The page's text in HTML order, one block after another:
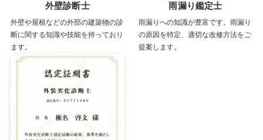
外壁診断士
外壁や屋根などの外部の建築物の診
断に関する知識や技能を持っており
ます。
雨漏り鑑定士
雨漏りへの知識が豊富です。雨漏り
の原因を特定、適切な改修方法をご
提案します。